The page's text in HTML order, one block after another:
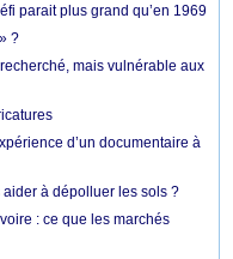
parait plus grand qu’en 1969
?
mais vulnérable aux
d’un documentaire à
à dépolluer les sols ?
: ce que les marchés